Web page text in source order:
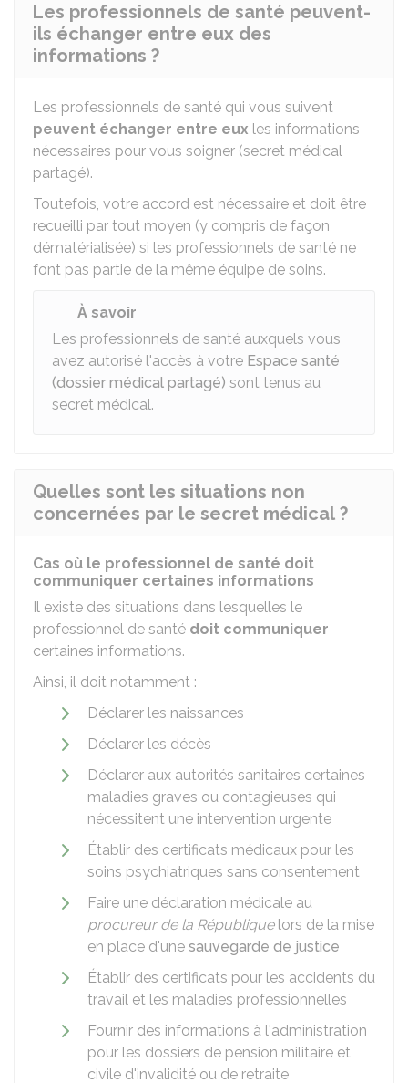
Les professionnels de santé peuvent-
ils échanger entre eux des
informations ?
Les professionnels de santé qui vous suivent
peuvent échanger entre eux les informations
nécessaires pour vous soigner (secret médical
partagé).
Toutefois, votre accord est nécessaire et doit être
recueilli par tout moyen (y compris de façon
dématérialisée) si les professionnels de santé ne
font pas partie de la même équipe de soins.
À savoir
Les professionnels de santé auxquels vous
avez autorisé l'accès à votre Espace santé
(dossier médical partagé) sont tenus au
secret médical.
Quelles sont les situations non
concernées par le secret médical ?
Cas où le professionnel de santé doit
communiquer certaines informations
Il existe des situations dans lesquelles le
professionnel de santé doit communiquer
certaines informations.
Ainsi, il doit notamment :
Déclarer les naissances
Déclarer les décès
Déclarer aux autorités sanitaires certaines
maladies graves ou contagieuses qui
nécessitent une intervention urgente
Établir des certificats médicaux pour les
soins psychiatriques sans consentement
Faire une déclaration médicale au
procureur de la Républiquelors de la mise
en place d'une sauvegarde de justice
Établir des certificats pour les accidents du
travail et les maladies professionnelles
Fournir des informations à l'administration
pour les dossiers de pension militaire et
civile d'invalidité ou de retraite